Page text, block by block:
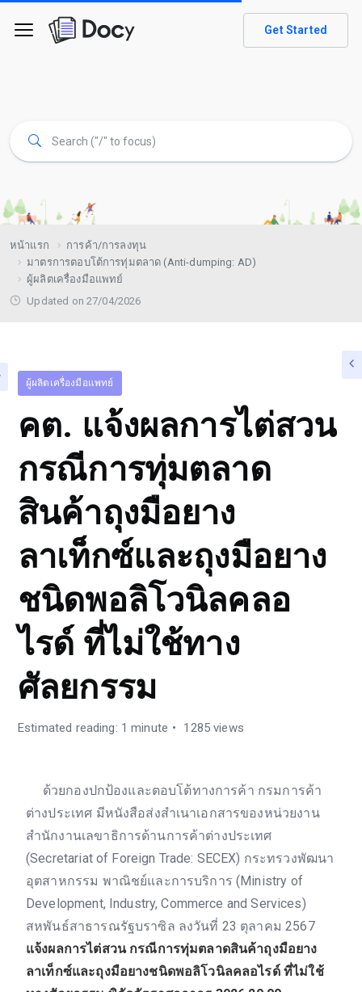
Get Started
หน้าแรก
การค้า/การลงทุน
มาตรการตอบโต้การทุ่มตลาด (Anti-dumping: AD)
ผู้ผลิตเครื่องมือแพทย์
Updated on 27/04/2026
ผู้ผลิตเครื่องมือแพทย์
คต. แจ้งผลการไต่สวน
กรณีการทุ่มตลาด
สินค้าถุงมือยาง
ลาเท็กซ์และถุงมือยาง
ชนิดพอลิโวนิลคลอ
ไรด์ ที่ไม่ใช้ทาง
ศัลยกรรม
Estimated reading: 1 minute 1285 views
ด้วยกองปกป้องและตอบโต้ทางการค้า กรมการค้า
ต่างประเทศ มีหนังสือส่งสำเนาเอกสารของหน่วยงาน
สำนักงานเลขาธิการด้านการค้าต่างประเทศ
(Secretariat of Foreign Trade: SECEX) กระทรวงพัฒนา
อุตสาหกรรม พาณิชย์และการบริการ (Ministry of
Development, Industry, Commerce and Services)
สหพันธ์สาธารณรัฐบราซิล ลงวันที่ 23 ตุลาคม 2567
แจ้งผลการไต่สวน กรณีการทุ่มตลาดสินค้าถุงมือยาง
ลาเท็กซ์และถุงมือยางชนิดพอลิโวนิลคลอไรด์ ที่ไม่ใช้